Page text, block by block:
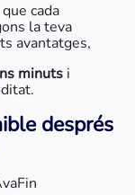
cada
la teva
avantatges,
minuts i
després